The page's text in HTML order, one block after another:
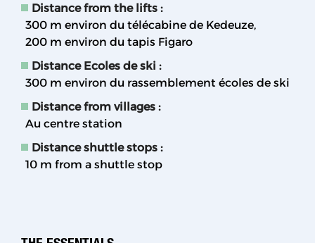
Distance from the lifts :
300 m environ du télécabine de Kedeuze
200 m environ du tapis Figaro
Distance Ecoles de ski :
300 m environ du rassemblement écoles de ski
Distance from villages :
Au centre station
Distance shuttle stops :
10 m from a shuttle stop